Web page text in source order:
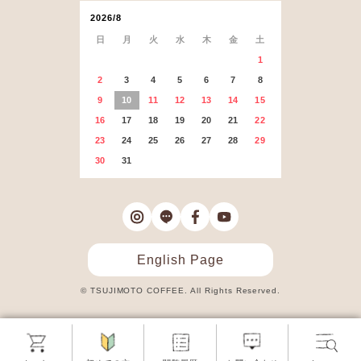
2026/8
日 月 火 水 木 金 土
1
2 3 4 5 6 7 8
9 10 11 12 13 14 15
16 17 18 19 20 21 22
23 24 25 26 27 28 29
30 31
English Page
© TSUJIMOTO COFFEE. All Rights Reserved.